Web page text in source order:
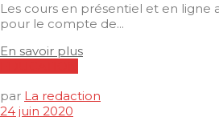
Les cours en présentiel et en ligne
pour le compte de...
En savoir plus
par La redaction
24 juin 2020